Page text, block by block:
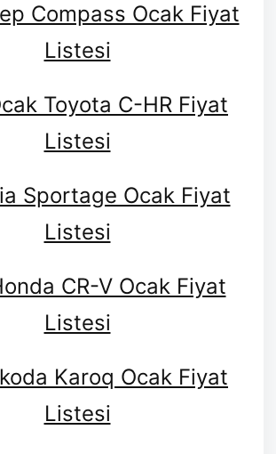
Compass Ocak Fiyat
Listesi
Toyota C-HR Fiyat
Listesi
Sportage Ocak Fiyat
Listesi
CR-V Ocak Fiyat
Listesi
Karoq Ocak Fiyat
Listesi